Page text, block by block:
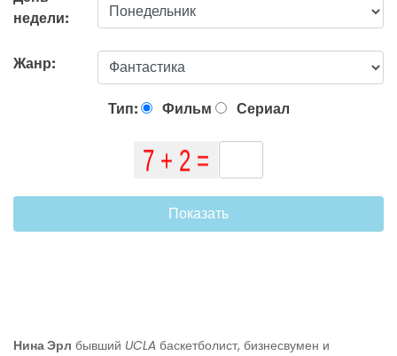
недели:
Жанр:
Тип: Фильм Сериал
Показать
Нина Эрл бывший UCLA баскетболист, бизнесвумен и